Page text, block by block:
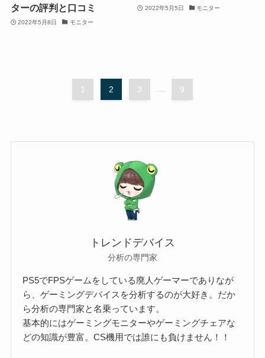
ターの評判と口コミ
2022年5月8日 モニター
2022年5月5日 モニター
1 2 3 9
トレンドデバイス
分析の専門家
PS5でFPSゲームをしている廃人ゲーマーでありなが
ら、ゲーミングデバイスを分析するのが大好き。だか
ら分析の専門家と名乗っています。
基本的にはゲーミングモニターやゲーミングチェアな
どの知識が豊富。CS機用では誰にも負けません！！